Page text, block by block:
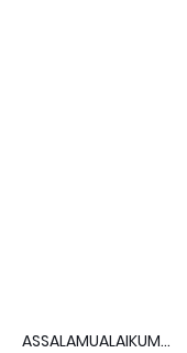
ASSALAMUALAIKUM...